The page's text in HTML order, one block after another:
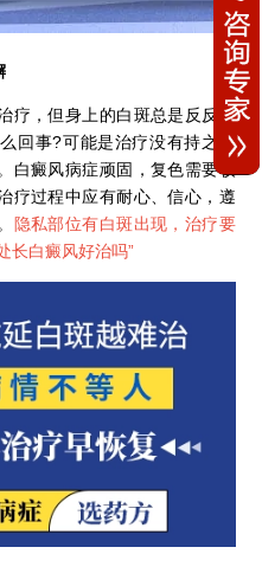
，但身上的白斑总是反反复
回事?可能是治疗没有持之以
白癜风病症顽固，复色需要较
疗过程中应有耐心、信心，遵
隐私部位有白斑出现，治疗要
长白癜风好治吗”